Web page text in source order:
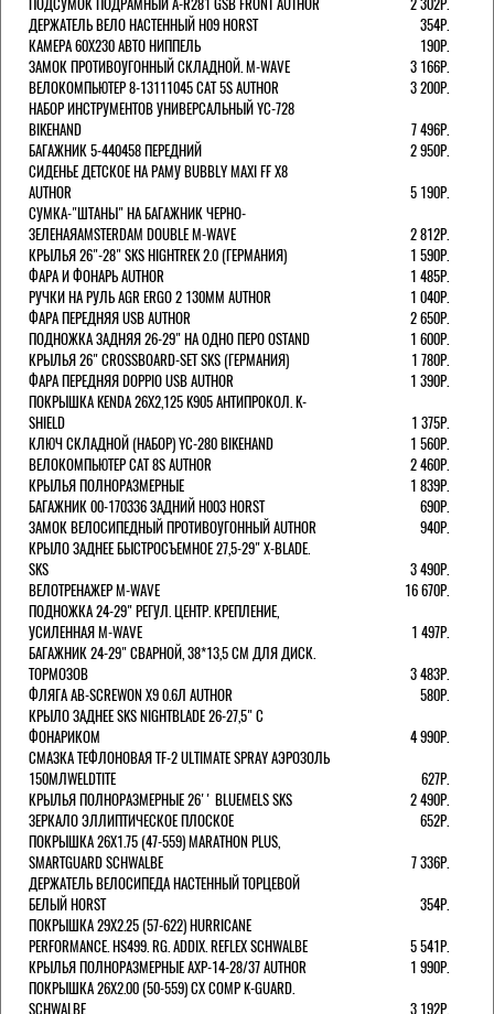
ДЕРЖАТЕЛЬ ВЕЛО НАСТЕННЫЙ H09 HORST
354Р.
КАМЕРА 60X230 АВТО НИППЕЛЬ
190Р.
ЗАМОК ПРОТИВОУГОННЫЙ СКЛАДНОЙ. M-WAVE
3 166Р.
ВЕЛОКОМПЬЮТЕР 8-13111045 CAT 5S AUTHOR
3 200Р.
НАБОР ИНСТРУМЕНТОВ УНИВЕРСАЛЬНЫЙ YC-728
BIKEHAND
7 496Р.
БАГАЖНИК 5-440458 ПЕРЕДНИЙ
2 950Р.
СИДЕНЬЕ ДЕТСКОЕ НА РАМУ BUBBLY MAXI FF X8
AUTHOR
5 190Р.
СУМКА-"ШТАНЫ" НА БАГАЖНИК ЧЕРНО-
ЗЕЛЕНАЯAMSTERDAM DOUBLE M-WAVE
2 812Р.
КРЫЛЬЯ 26"-28" SKS HIGHTREK 2.0 (ГЕРМАНИЯ)
1 590Р.
ФАРА И ФОНАРЬ AUTHOR
1 485Р.
РУЧКИ НА РУЛЬ AGR ERGO 2 130ММ AUTHOR
1 040Р.
ФАРА ПЕРЕДНЯЯ USB AUTHOR
2 650Р.
ПОДНОЖКА ЗАДНЯЯ 26-29" НА ОДНО ПЕРО OSTAND
1 600Р.
КРЫЛЬЯ 26" CROSSBOARD-SET SKS (ГЕРМАНИЯ)
1 780Р.
ФАРА ПЕРЕДНЯЯ DOPPIO USB AUTHOR
1 390Р.
ПОКРЫШКА KENDA 26Х2,125 K905 АНТИПРОКОЛ. K-
SHIELD
1 375Р.
КЛЮЧ СКЛАДНОЙ (НАБОР) YC-280 BIKEHAND
1 560Р.
ВЕЛОКОМПЬЮТЕР CAT 8S AUTHOR
2 460Р.
КРЫЛЬЯ ПОЛНОРАЗМЕРНЫЕ
1 839Р.
БАГАЖНИК 00-170336 ЗАДНИЙ H003 HORST
690Р.
ЗАМОК ВЕЛОСИПЕДНЫЙ ПРОТИВОУГОННЫЙ AUTHOR
940Р.
КРЫЛО ЗАДНЕЕ БЫСТРОСЪЕМНОЕ 27,5-29" X-BLADE.
SKS
3 490Р.
ВЕЛОТРЕНАЖЕР M-WAVE
16 670Р.
ПОДНОЖКА 24-29" РЕГУЛ. ЦЕНТР. КРЕПЛЕНИЕ,
УСИЛЕННАЯ M-WAVE
1 497Р.
БАГАЖНИК 24-29" СВАРНОЙ, 38*13,5 СМ ДЛЯ ДИСК.
ТОРМОЗОВ
3 483Р.
ФЛЯГА AB-SCREWON X9 0.6Л AUTHOR
580Р.
КРЫЛО ЗАДНЕЕ SKS NIGHTBLADE 26-27,5" С
ФОНАРИКОМ
4 990Р.
СМАЗКА ТЕФЛОНОВАЯ TF-2 ULTIMATE SPRAY АЭРОЗОЛЬ
150МЛWELDTITE
627Р.
КРЫЛЬЯ ПОЛНОРАЗМЕРНЫЕ 26'' BLUEMELS SKS
2 490Р.
ЗЕРКАЛО ЭЛЛИПТИЧЕСКОЕ ПЛОСКОЕ
652Р.
ПОКРЫШКА 26X1.75 (47-559) MARATHON PLUS,
SMARTGUARD SCHWALBE
7 336Р.
ДЕРЖАТЕЛЬ ВЕЛОCИПЕДА НАСТЕННЫЙ ТОРЦЕВОЙ
БЕЛЫЙ HORST
354Р.
ПОКРЫШКА 29X2.25 (57-622) HURRICANE
PERFORMANCE. HS499. RG. ADDIX. REFLEX SCHWALBE
5 541Р.
КРЫЛЬЯ ПОЛНОРАЗМЕРНЫЕ AXP-14-28/37 AUTHOR
1 990Р.
ПОКРЫШКА 26X2.00 (50-559) CX COMP K-GUARD.
SCHWALBE
3 192Р.